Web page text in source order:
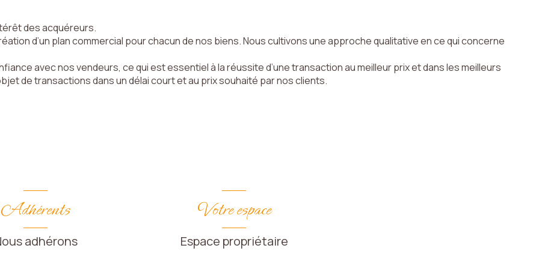
des acquéreurs.
d’un plan commercial pour chacun de nos biens. Nous cultivons une approche qualitative en ce qui concerne
avec nos vendeurs, ce qui est essentiel à la réussite d’une transaction au meilleur prix et dans les meilleurs
de transactions dans un délai court et au prix souhaité par nos clients.
Adhérents
adhérons
Votre espace
Espace propriétaire